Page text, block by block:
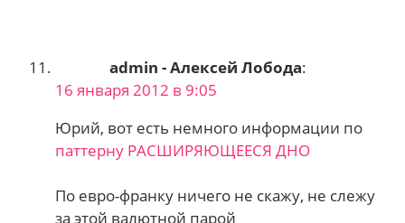
admin - Алексей Лобода:
16 января 2012 в 9:05
Юрий, вот есть немного информации по
паттерну РАСШИРЯЮЩЕЕСЯ ДНО
По евро-франку ничего не скажу, не слежу
за этой валютной парой